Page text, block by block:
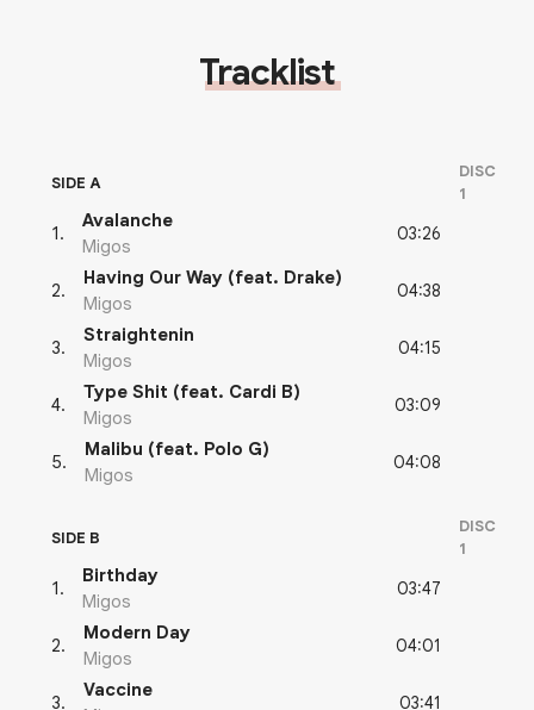
Tracklist
SIDE A
DISC
1
1 .
Avalanche
Migos
03:26
2.
Having Our Way (feat. Drake)
Migos
04:38
3.
Straightenin
Migos
04:15
4.
Type Shit (feat. Cardi B)
Migos
03:09
5.
Malibu (feat. Polo G)
Migos
04:08
SIDE B
DISC
1
1 .
Birthday
Migos
03:47
2.
Modern Day
Migos
04:01
3.
Vaccine
03:41